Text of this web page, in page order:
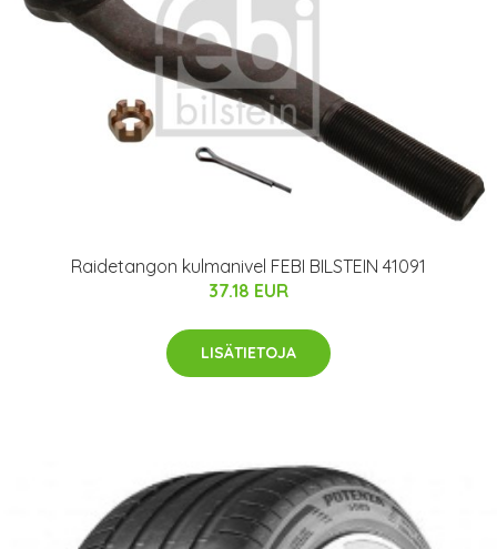
Raidetangon kulmanivel FEBI BILSTEIN 41091
37.18 EUR
LISÄTIETOJA